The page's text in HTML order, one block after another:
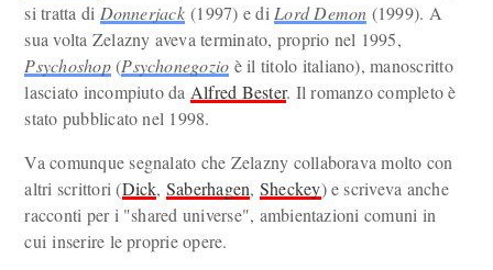
si tratta di Donnerjack(1997) e di Lord Demon (1999). A
sua volta Zelazny aveva terminato, proprio nel 1995,
Psychoshop(Psychonegozio è il titolo italiano), manoscritto
lasciato incompiuto da Alfred Bester. Il romanzo completo è
stato pubblicato nel 1998.
Va comunque segnalato che Zelazny collaborava molto con
altri scrittori (Dick, Saberhagen, Sheckey) e scriveva anche
racconti per i "shared universe", ambientazioni comuni in
cui inserire le proprie opere.